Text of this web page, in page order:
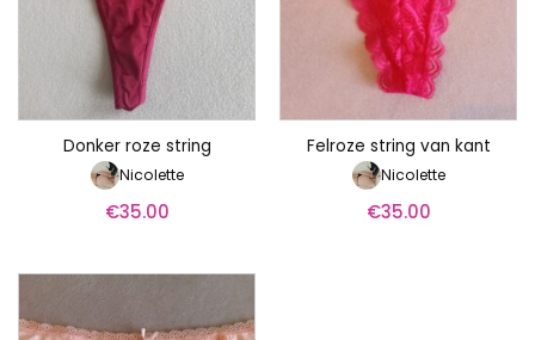
Donker roze string
Nicolette
€35.00
Felroze string van kant
Nicolette
€35.00